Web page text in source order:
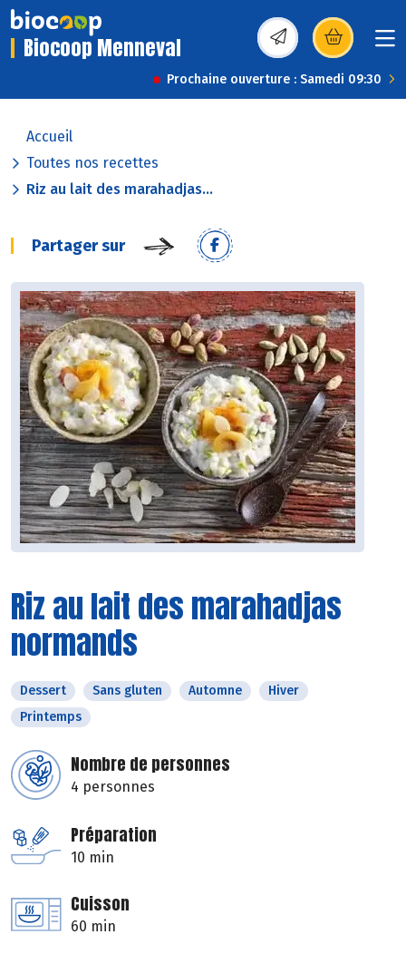
Biocoop Menneval (s’ouvre dans une
Prochaine ouverture : Samedi 09:30
Accueil
Toutes nos recettes
Riz au lait des marahadjas...
Partager sur
Riz au lait des marahadjas
normands
Dessert Sans gluten Automne
Hiver
Printemps
Nombre de personnes
4 personnes
Préparation
10 min
Cuisson
60 min